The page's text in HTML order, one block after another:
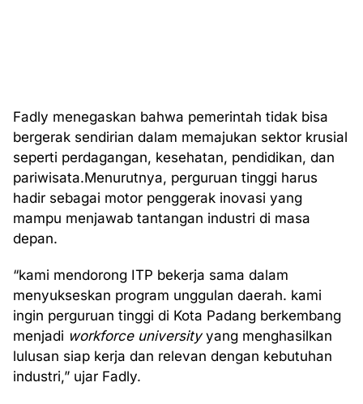
Fadly menegaskan bahwa pemerintah tidak bisa
bergerak sendirian dalam memajukan sektor krusial
seperti perdagangan, kesehatan, pendidikan, dan
pariwisata.Menurutnya, perguruan tinggi harus
hadir sebagai motor penggerak inovasi yang
mampu menjawab tantangan industri di masa
depan.
“kami mendorong ITP bekerja sama dalam
menyukseskan program unggulan daerah. kami
ingin perguruan tinggi di Kota Padang berkembang
menjadi workforce universityyang menghasilkan
lulusan siap kerja dan relevan dengan kebutuhan
industri,” ujar Fadly.